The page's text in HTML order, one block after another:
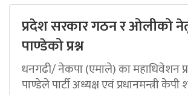
प्रदेश सरकार गठन र ओलीको
पाण्डेको प्रश्न
धनगढी/ नेकपा (एमाले) का महाधिवेशन
पाण्डेले पार्टी अध्यक्ष एवं प्रधानमन्त्री